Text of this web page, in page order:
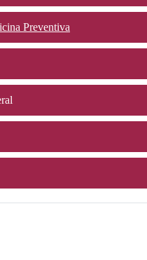
Preventiva